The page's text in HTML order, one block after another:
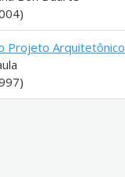
Projeto Arquitetônico